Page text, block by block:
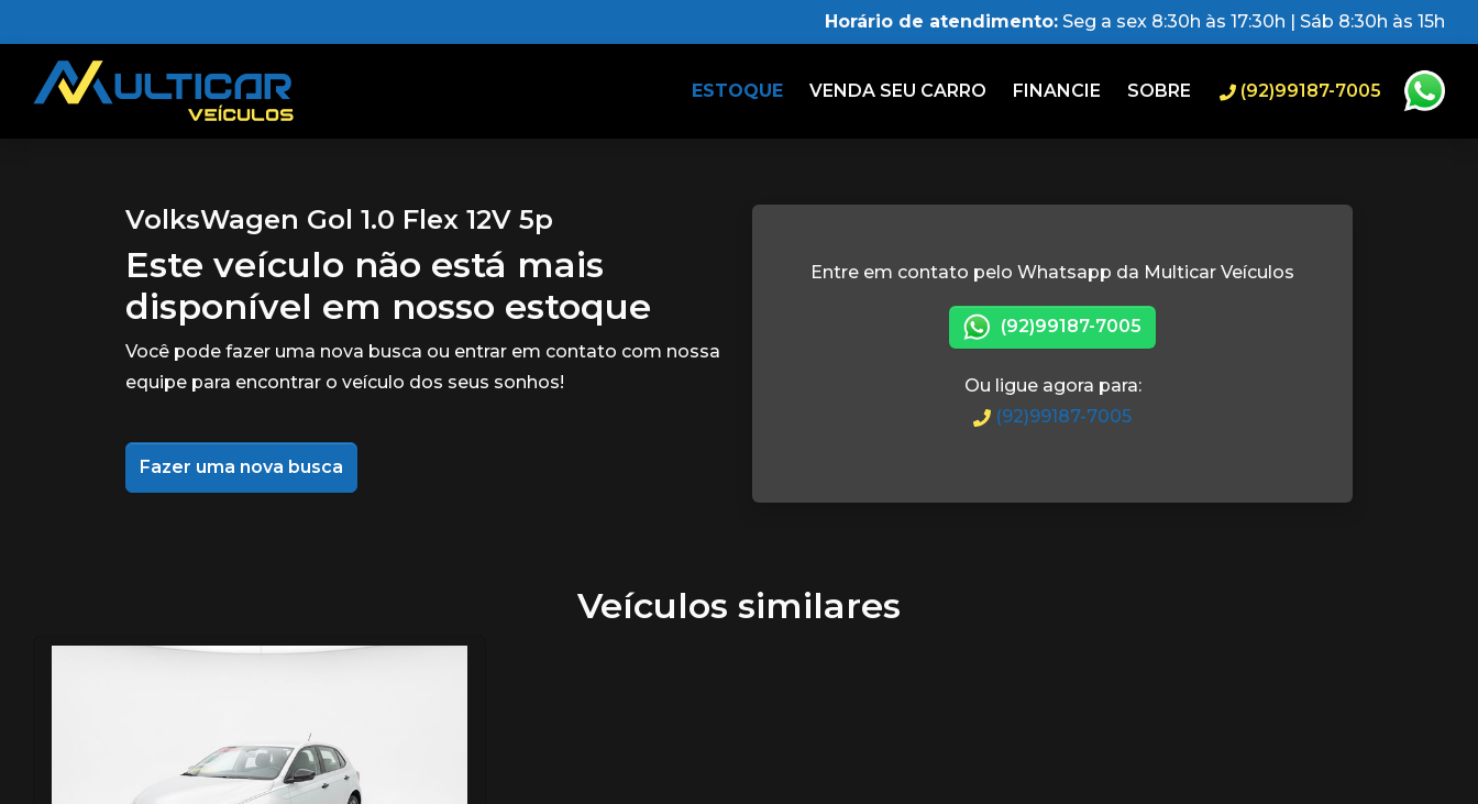
Horário de atendimento: Seg a sex 8:30h às 17:30h | Sáb 8:30h às 15h
ESTOQUE VENDA SEU CARRO FINANCIE SOBRE (92)99187-7005
VolksWagen Gol 1.0 Flex 12V 5p
Este veículo não está mais
disponível em nosso estoque
Você pode fazer uma nova busca ou entrar em contato com nossa
equipe para encontrar o veículo dos seus sonhos!
Fazer uma nova busca
Entre em contato pelo Whatsapp da Multicar Veículos
(92)99187-7005
Ou ligue agora para:
(92)99187-7005
Veículos similares